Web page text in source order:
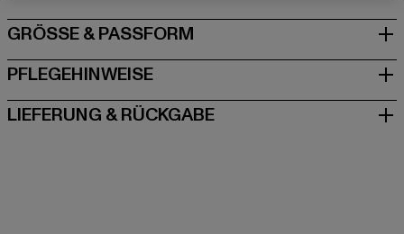
GRÖSSE & PASSFORM
PFLEGEHINWEISE
LIEFERUNG & RÜCKGABE